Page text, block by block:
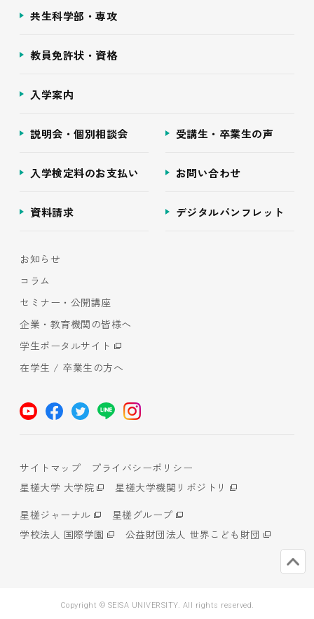
共生科学部・専攻
教員免許状・資格
入学案内
説明会・個別相談会 受講生・卒業生の声
入学検定料のお支払い お問い合わせ
資料請求 デジタルパンフレット
お知らせ
コラム
セミナー・公開講座
企業・教育機関の皆様へ
学生ポータルサイト
在学生 / 卒業生の方へ
サイトマップ
プライバシーポリシー
星槎大学 大学院
星槎大学機関リポジトリ
星槎ジャーナル
星槎グループ
学校法人 国際学園
公益財団法人 世界こども財団
Copyright © SEISA UNIVERSITY. All rights reserved.